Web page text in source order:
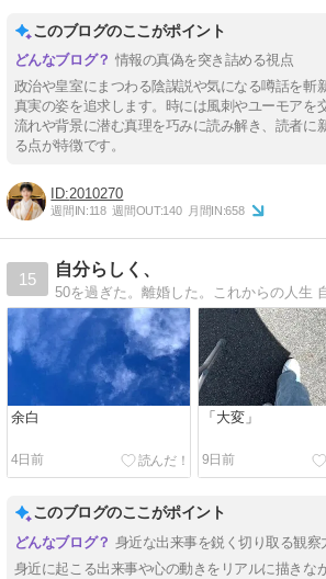
このブログのここがポイント
情報の真偽を突き詰める視点
政治や皇室にまつわる陰謀説や気になる噂話を斬
真実の姿を追求します。時には風刺やユーモアを
流れや背景に潜む真理を巧みに読み解き、読者に
る点が特徴です。
2010270
週間IN:118 週間OUT:140 月間IN:658
15
自分らしく、
50を過ぎた。離婚した。これからの人生
余白
4日前
「大変」
9日前
このブログのここがポイント
身近な出来事を鋭く切り取る観察
身近に起こる出来事や心の動きをリアルに描きな